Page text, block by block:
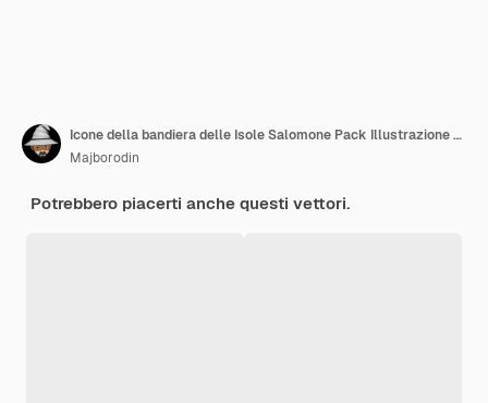
Icone della bandiera delle Isole Salomone Pack Illustrazione vettoriale
Majborodin
Potrebbero piacerti anche questi vettori.